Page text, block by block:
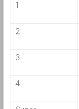
1
2
3
4